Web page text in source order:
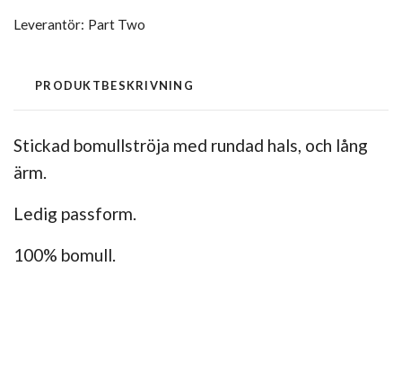
Leverantör: Part Two
PRODUKTBESKRIVNING
Stickad bomullströja med rundad hals, och lång
ärm.
Ledig passform.
100% bomull.